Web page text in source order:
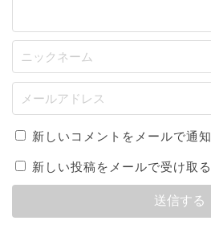
新しいコメントをメールで通知
新しい投稿をメールで受け取る